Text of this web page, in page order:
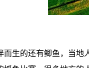
而生的还有鲫鱼，当地